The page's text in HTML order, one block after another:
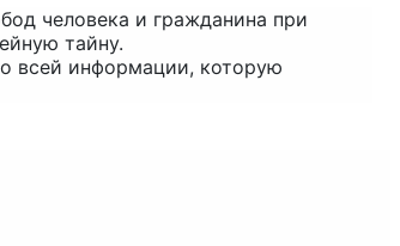
человека и гражданина при
тайну.
всей информации, которую